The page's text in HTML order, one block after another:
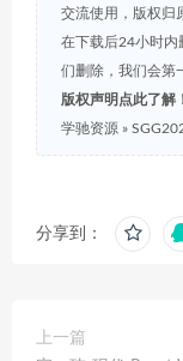
交流使用，版权归
在下载后24小时内
们删除，我们会第
版权声明点此了解！
学驰资源 »
分享到：
上一篇